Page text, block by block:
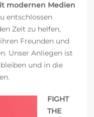
modernen Medien
entschlossen
Zeit zu helfen,
Freunden und
Unser Anliegen ist
und in die
FIGHT
THE